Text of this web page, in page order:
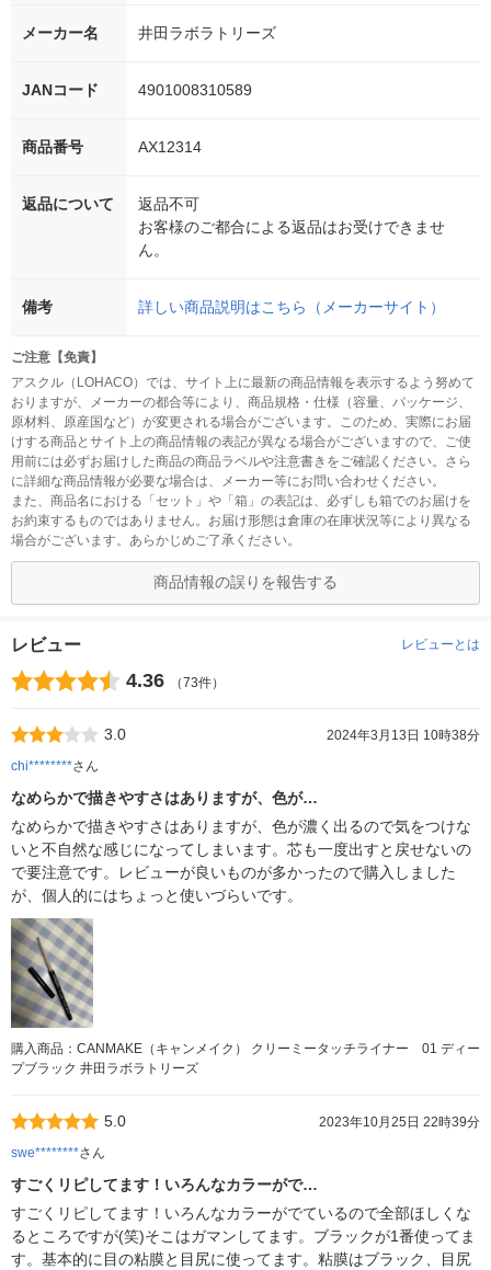
メーカー名 井田ラボラトリーズ
JANコード 4901008310589
商品番号 AX12314
返品について
返品不可
お客様のご都合による返品はお受けできませ
ん。
備考 詳しい商品説明はこちら（メーカーサイト）
ご注意【免責】
アスクル（LOHACO）では、サイト上に最新の商品情報を表示するよう努めて
おりますが、メーカーの都合等により、商品規格・仕様（容量、パッケージ、
原材料、原産国など）が変更される場合がございます。このため、実際にお届
けする商品とサイト上の商品情報の表記が異なる場合がございますので、ご使
用前には必ずお届けした商品の商品ラベルや注意書きをご確認ください。さら
に詳細な商品情報が必要な場合は、メーカー等にお問い合わせください。
また、商品名における「セット」や「箱」の表記は、必ずしも箱でのお届けを
お約束するものではありません。お届け形態は倉庫の在庫状況等により異なる
場合がございます。あらかじめご了承ください。
商品情報の誤りを報告する
レビュー レビューとは
4.36 （73件）
3.0
2024年3月13日 10時38分
chi********さん
なめらかで描きやすさはありますが、色が…
なめらかで描きやすさはありますが、色が濃く出るので気をつけな
いと不自然な感じになってしまいます。芯も一度出すと戻せないの
で要注意です。レビューが良いものが多かったので購入しました
が、個人的にはちょっと使いづらいです。
購入商品：CANMAKE（キャンメイク） クリーミータッチライナー 01 ディー
プブラック 井田ラボラトリーズ
5.0
2023年10月25日 22時39分
swe********さん
すごくリピしてます！いろんなカラーがで…
すごくリピしてます！いろんなカラーがでているので全部ほしくな
るところですが(笑)そこはガマンしてます。ブラックが1番使ってま
す。基本的に目の粘膜と目尻に使ってます。粘膜はブラック、目尻